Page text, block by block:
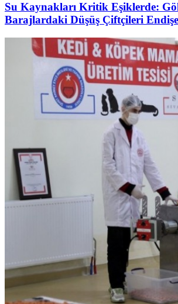
Su Kaynakları Kritik Eşiklerde:
Barajlardaki Düşüş Çiftçileri